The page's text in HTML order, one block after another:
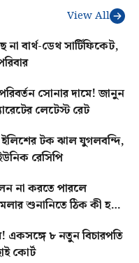
View All
বার্থ-ডেথ সার্টিফিকেট,
সোনার দামে! জানুন
লেটেস্ট রেট
টক ঝাল যুগলবন্দি,
রেসিপি
না করতে পারলে
শুনানিতে ঠিক কী হল?
বিকাশ রঞ্জন
একসঙ্গে ৮ নতুন বিচারপতি
কোর্ট